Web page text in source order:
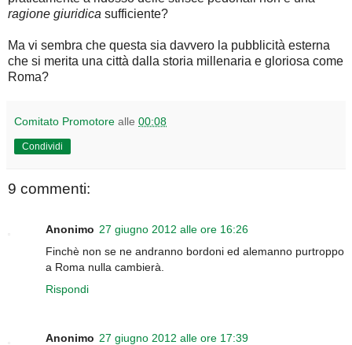
ragione giuridica sufficiente?
Ma vi sembra che questa sia davvero la pubblicità esterna
che si merita una città dalla storia millenaria e gloriosa come
Roma?
Comitato Promotore alle 00:08
Condividi
9 commenti:
Anonimo 27 giugno 2012 alle ore 16:26
Finchè non se ne andranno bordoni ed alemanno purtroppo
a Roma nulla cambierà.
Rispondi
Anonimo 27 giugno 2012 alle ore 17:39